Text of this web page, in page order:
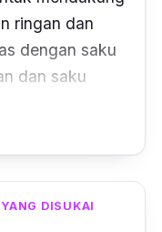
ringan dan
dengan saku
dan saku
dan tahan
saat ke
DISUKAI